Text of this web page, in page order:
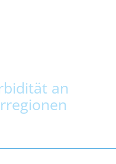
an